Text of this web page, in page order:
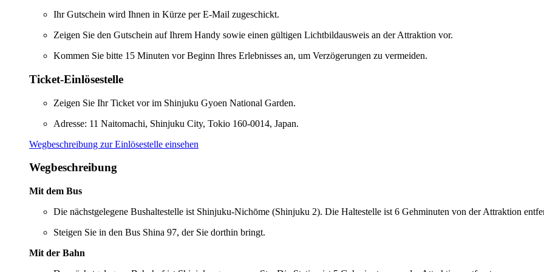
Ihr Gutschein wird Ihnen in Kürze per E-Mail zugeschickt.
Zeigen Sie den Gutschein auf Ihrem Handy sowie einen gültigen Lichtbildausweis an der Attraktion vor.
Kommen Sie bitte 15 Minuten vor Beginn Ihres Erlebnisses an, um Verzögerungen zu vermeiden.
Ticket-Einlösestelle
Zeigen Sie Ihr Ticket vor im Shinjuku Gyoen National Garden.
Adresse: 11 Naitomachi, Shinjuku City, Tokio 160-0014, Japan.
Wegbeschreibung zur Einlösestelle einsehen
Wegbeschreibung
Mit dem Bus
Die nächstgelegene Bushaltestelle ist Shinjuku-Nichōme (Shinjuku 2). Die Haltestelle ist 6 Gehminuten von der Attraktion
Steigen Sie in den Bus Shina 97, der Sie dorthin bringt.
Mit der Bahn